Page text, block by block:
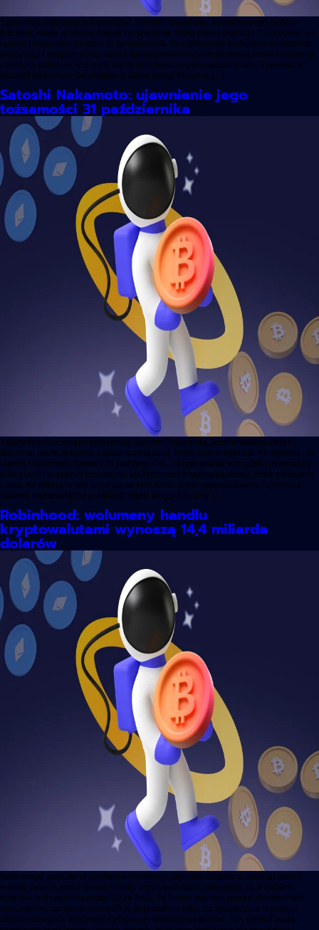
Tajemnica otaczająca tożsamość Satoshi Nakamoto, anonimowego twórcy
Bitcoina, może w końcu zostać rozwiązana. Mało znana agencja PR ogłosiła, że
ujawni tożsamość Satoshi 31 października. To ogłoszenie wzbudziło mieszankę
ekscytacji i sceptycyzmu wśród społeczności kryptowalutowej, która od dawna
czeka na odkrycie, kto kryje się za tym ikonicznym pseudonimem. Tajemnica
Satoshi Nakamoto Od publikacji białej księgi Bitcoina […]
Satoshi Nakamoto: ujawnienie jego
tożsamości 31 października
Tajemnica otaczająca tożsamość Satoshi Nakamoto, anonimowego twórcy
Bitcoina, może w końcu zostać rozwiązana. Mało znana agencja PR ogłosiła, że
ujawni tożsamość Satoshi 31 października. To ogłoszenie wzbudziło mieszankę
ekscytacji i sceptycyzmu wśród społeczności kryptowalutowej, która od dawna
czeka na odkrycie, kto kryje się za tym ikonicznym pseudonimem. Tajemnica
Satoshi Nakamoto Od publikacji białej księgi Bitcoina […]
Robinhood: wolumeny handlu
kryptowalutami wynoszą 14,4 miliarda
dolarów
Robinhood, popularna platforma handlowa, ogłosiła niedawno spektakularny
wzrost swoich wolumenów handlu kryptowalutami, osiągając 14,4 miliarda
dolarów w trzecim kwartale 2024 roku. Ta liczba stanowi ponad dwukrotność
wolumenów zarejestrowanych w poprzednim roku, co świadczy o wzroście
zainteresowania aktywami cyfrowymi wśród inwestorów. Ten artykuł bada